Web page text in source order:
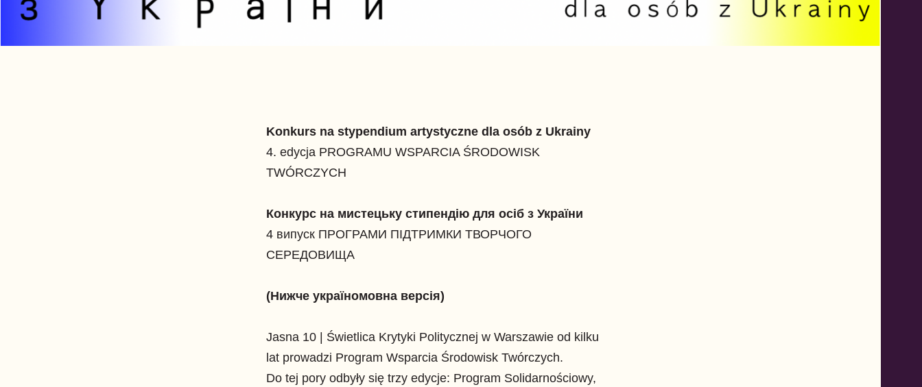
Konkurs na stypendium artystyczne dla osób z Ukrainy
4. edycja PROGRAMU WSPARCIA ŚRODOWISK
TWÓRCZYCH
Конкурс на мистецьку стипендію для осіб з України
4 випуск ПРОГРАМИ ПІДТРИМКИ ТВОРЧОГО
СЕРЕДОВИЩА
(Нижче україномовна версія)
Jasna 10 | Świetlica Krytyki Politycznej w Warszawie od kilku
lat prowadzi Program Wsparcia Środowisk Twórczych.
Do tej pory odbyły się trzy edycje: Program Solidarnościowy,